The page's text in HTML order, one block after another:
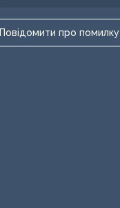
Повідомити про помилку